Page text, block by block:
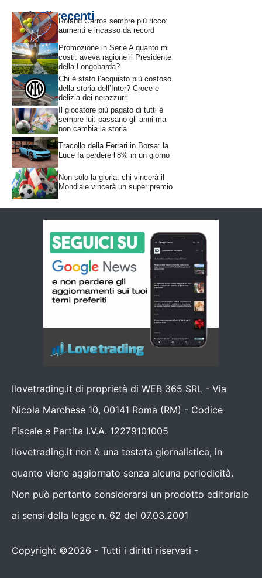
Articoli recentiRoland Garros sempre più ricco:
aumenti e incasso da record
Promozione in Serie A quanto mi
costi: aveva ragione il Presidente
della Longobarda?
Chi è stato l’acquisto più costoso
della storia dell’Inter? Croce e
delizia dei nerazzurri
Il giocatore più pagato di tutti è
sempre lui: passano gli anni ma
non cambia la storia
Tracollo della Ferrari in Borsa: la
Luce fa perdere l’8% in un giorno
Non solo la gloria: chi vincerà il
Mondiale vincerà un super premio
Ilovetrading.it di proprietà di WEB 365 SRL - Via
Nicola Marchese 10, 00141 Roma (RM) - Codice
Fiscale e Partita I.V.A. 12279101005
Ilovetrading.it non è una testata giornalistica, in
quanto viene aggiornato senza alcuna periodicità.
Non può pertanto considerarsi un prodotto editoriale
ai sensi della legge n. 62 del 07.03.2001
Copyright ©2026 - Tutti i diritti riservati -